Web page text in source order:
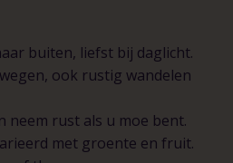
buiten, liefst bij daglicht.
ook rustig wandelen
neem rust als u moe bent.
met groente en fruit.